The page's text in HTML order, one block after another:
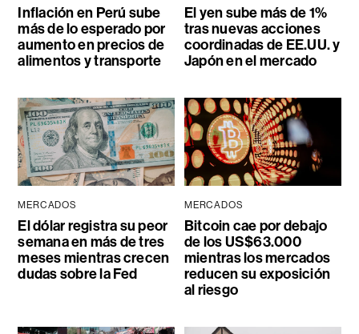
Inflación en Perú sube
más de lo esperado por
aumento en precios de
alimentos y transporte
El yen sube más de 1%
tras nuevas acciones
coordinadas de EE.UU. y
Japón en el mercado
MERCADOS
El dólar registra su peor
semana en más de tres
meses mientras crecen
dudas sobre la Fed
MERCADOS
Bitcoin cae por debajo
de los US$63.000
mientras los mercados
reducen su exposición
al riesgo